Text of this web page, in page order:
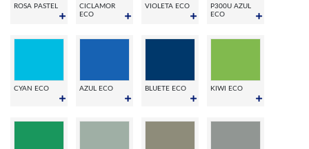
ROSA PASTEL
CICLAMOR
ECO
VIOLETA ECO
P300U AZUL
ECO
CYAN ECO AZUL ECO BLUETE ECO KIWI ECO